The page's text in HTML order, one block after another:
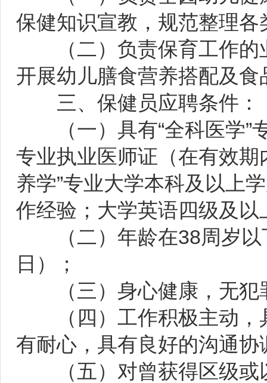
保健知识宣教，规范整理各
（二）负责保育工作的
开展幼儿膳食营养搭配及食
三、保健员应聘条件：
（一）具有“全科医学”
专业执业医师证（在有效
养学”专业大学本科及以上
作经验；大学英语四级及以
（二）年龄在38周岁以
日）；
（三）身心健康，无犯
（四）工作积极主动，
有耐心，具有良好的沟通
（五）对曾获得区级或